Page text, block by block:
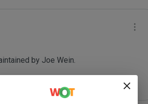
by Joe Wein.
are out to defraud you.